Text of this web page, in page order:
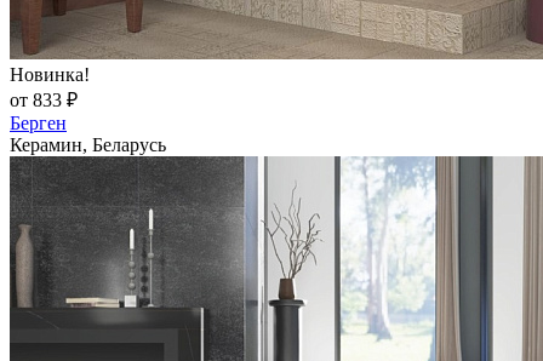
Новинка!
от 833 ₽
Берген
Керамин, Беларусь